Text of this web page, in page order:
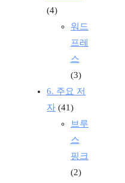
(4)
워드
프레
스
(3)
6. 주요 저
자 (41)
브루
스
핑크
(2)